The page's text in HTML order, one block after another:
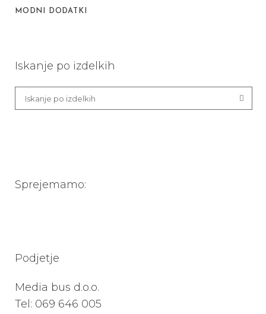
MODNI DODATKI
Iskanje po izdelkih
Sprejemamo:
Podjetje
Media bus d.o.o.
Tel: 069 646 005